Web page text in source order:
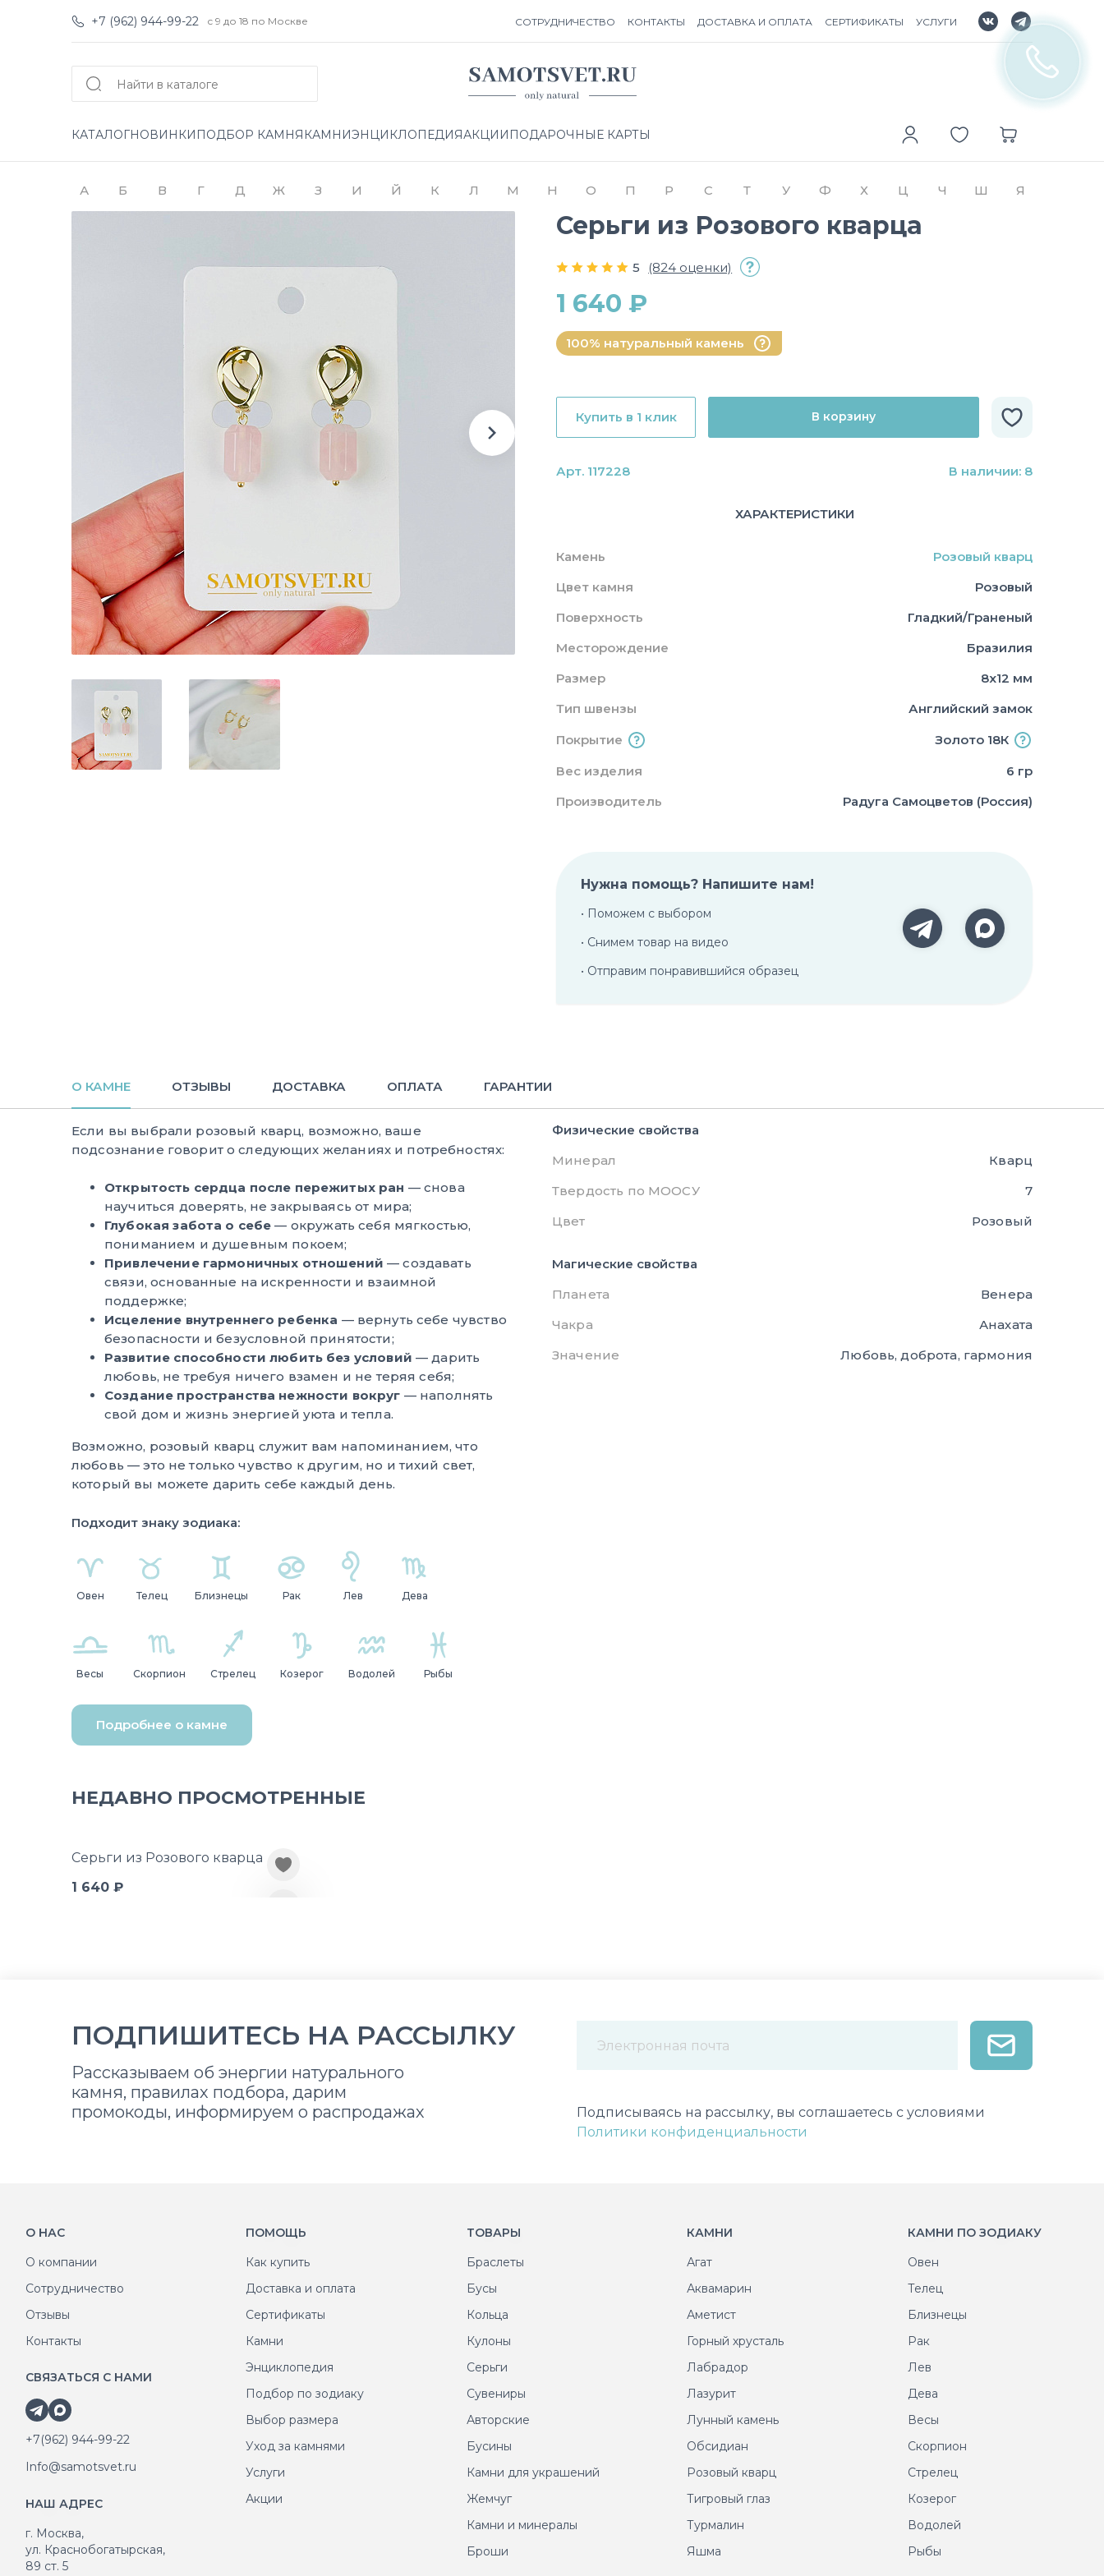
+7 (962) 944-99-22 с 9 до 18 по Москве СОТРУДНИЧЕСТВО КОНТАКТЫ ДОСТАВКА И ОПЛАТА СЕРТИФИКАТЫ УСЛУГИ
КАТАЛОГНОВИНКИ ПОДБОР КАМНЯ КАМНИЭНЦИКЛОПЕДИЯАКЦИИ ПОДАРОЧНЫЕ КАРТЫ
А Б В Г Д Ж З И Й К Л М Н О П Р С Т У Ф Х Ц Ч Ш Я
Серьги из Розового кварца
5 (824 оценки)
1 640 ₽
100% натуральный камень
Купить в 1 клик В корзину
Арт. 117228 В наличии: 8
ХАРАКТЕРИСТИКИ
Камень
Розовый кварц
Цвет камня
Розовый
Поверхность
Гладкий/Граненый
Месторождение
Бразилия
Размер
8х12 мм
Тип швензы
Английский замок
Покрытие
Золото 18К
Вес изделия
6 гр
Производитель
Радуга Самоцветов (Россия)
Нужна помощь? Напишите нам!
• Поможем с выбором
• Снимем товар на видео
• Отправим понравившийся образец
О КАМНЕ ОТЗЫВЫ ДОСТАВКА ОПЛАТА ГАРАНТИИ
Если вы выбрали розовый кварц, возможно, ваше
подсознание говорит о следующих желаниях и потребностях:
Открытость сердца после пережитых ран — снова
научиться доверять, не закрываясь от мира;
Глубокая забота о себе — окружать себя мягкостью,
пониманием и душевным покоем;
Привлечение гармоничных отношений — создавать
связи, основанные на искренности и взаимной
поддержке;
Исцеление внутреннего ребенка — вернуть себе чувство
безопасности и безусловной принятости;
Развитие способности любить без условий — дарить
любовь, не требуя ничего взамен и не теряя себя;
Создание пространства нежности вокруг — наполнять
свой дом и жизнь энергией уюта и тепла.
Возможно, розовый кварц служит вам напоминанием, что
любовь — это не только чувство к другим, но и тихий свет,
который вы можете дарить себе каждый день.
Подходит знаку зодиака:
Овен Телец Близнецы Рак Лев Дева
Весы Скорпион Стрелец Козерог Водолей Рыбы
Подробнее о камне
Физические свойства
Минерал
Кварц
Твердость по МООСУ
7
Цвет
Розовый
Магические свойства
Планета
Венера
Чакра
Анахата
Значение
Любовь, доброта, гармония
НЕДАВНО ПРОСМОТРЕННЫЕ
Серьги из Розового кварца
1 640 ₽
ПОДПИШИТЕСЬ НА РАССЫЛКУ
Рассказываем об энергии натурального
камня, правилах подбора, дарим
промокоды, информируем о распродажах
Подписываясь на рассылку, вы соглашаетесь с условиями
Политики конфиденциальности
О НАС
О компании
Сотрудничество
Отзывы
Контакты
СВЯЗАТЬСЯ С НАМИ
+7(962) 944-99-22
Info@samotsvet.ru
НАШ АДРЕС
г. Москва,
ул. Краснобогатырская,
89 ст. 5
ПОМОЩЬ
Как купить
Доставка и оплата
Сертификаты
Камни
Энциклопедия
Подбор по зодиаку
Выбор размера
Уход за камнями
Услуги
Акции
ТОВАРЫ
Браслеты
Бусы
Кольца
Кулоны
Серьги
Сувениры
Авторские
Бусины
Камни для украшений
Жемчуг
Камни и минералы
Броши
КАМНИ
Агат
Аквамарин
Аметист
Горный хрусталь
Лабрадор
Лазурит
Лунный камень
Обсидиан
Розовый кварц
Тигровый глаз
Турмалин
Яшма
КАМНИ ПО ЗОДИАКУ
Овен
Телец
Близнецы
Рак
Лев
Дева
Весы
Скорпион
Стрелец
Козерог
Водолей
Рыбы